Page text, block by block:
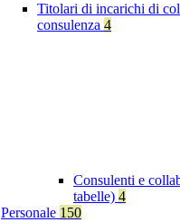
Titolari di incarichi di
consulenza 4
Consulenti e
tabelle) 4
Personale 150